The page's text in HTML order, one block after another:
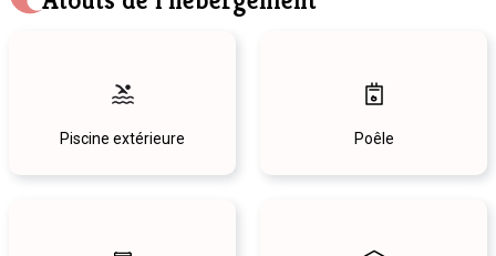
Piscine extérieure Poêle